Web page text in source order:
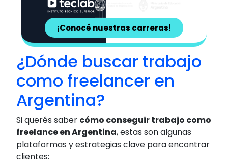
¡Conocé nuestras carreras!
¿Dónde buscar trabajo
como freelancer en
Argentina?
Si querés saber cómo conseguir trabajo como
freelance en Argentina, estas son algunas
plataformas y estrategias clave para encontrar
clientes: